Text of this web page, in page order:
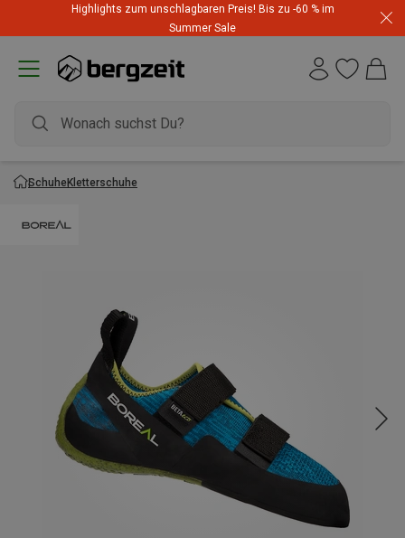
Highlights zum unschlagbaren Preis! Bis zu -60 % im
Summer Sale
SchuheKletterschuhe